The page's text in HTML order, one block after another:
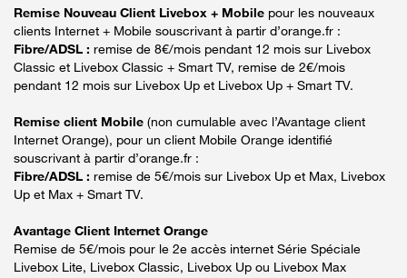
Remise Nouveau Client Livebox + Mobile pour les nouveaux
clients Internet + Mobile souscrivant à partir d’orange.fr :
Fibre/ADSL : remise de 8€/mois pendant 12 mois sur Livebox
Classic et Livebox Classic + Smart TV, remise de 2€/mois
pendant 12 mois sur Livebox Up et Livebox Up + Smart TV.
Remise client Mobile (non cumulable avec l’Avantage client
Internet Orange), pour un client Mobile Orange identifié
souscrivant à partir d’orange.fr :
Fibre/ADSL : remise de 5€/mois sur Livebox Up et Max, Livebox
Up et Max + Smart TV.
Avantage Client Internet Orange
Remise de 5€/mois pour le 2e accès internet Série Spéciale
Livebox Lite, Livebox Classic, Livebox Up ou Livebox Max